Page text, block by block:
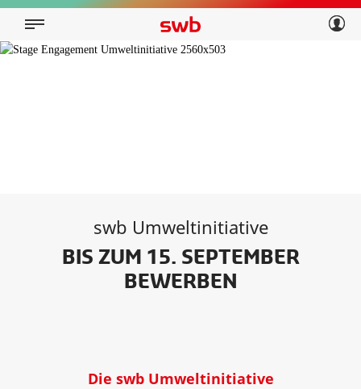
Privatkunden
Geschäftskunden
swb Umweltinitiative
BIS ZUM 15. SEPTEMBER
BEWERBEN
Die swb Umweltinitiative